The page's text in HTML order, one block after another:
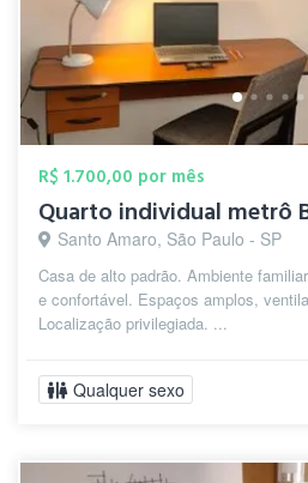
R$ 1.700,00 por mês
Santo Amaro, São Paulo - SP
Casa de alto padrão. Ambiente
e confortável. Espaços amplos,
Localização privilegiada. ...
Qualquer sexo